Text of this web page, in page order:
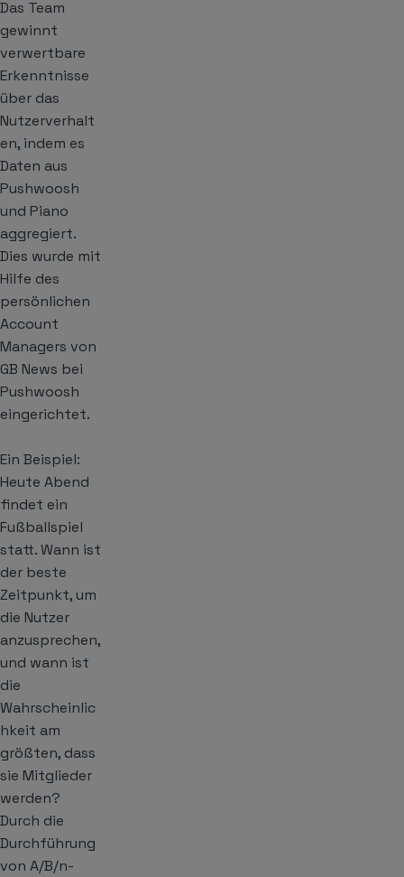
Das Team
gewinnt
verwertbare
Erkenntnisse
über das
Nutzerverhalt
en, indem es
Daten aus
Pushwoosh
und Piano
aggregiert.
Dies wurde mit
Hilfe des
persönlichen
Account
Managers von
GB News bei
Pushwoosh
eingerichtet.
Ein Beispiel:
Heute Abend
findet ein
Fußballspiel
statt. Wann ist
der beste
Zeitpunkt, um
die Nutzer
anzusprechen,
und wann ist
die
Wahrscheinlic
hkeit am
größten, dass
sie Mitglieder
werden?
Durch die
Durchführung
von A/B/n-